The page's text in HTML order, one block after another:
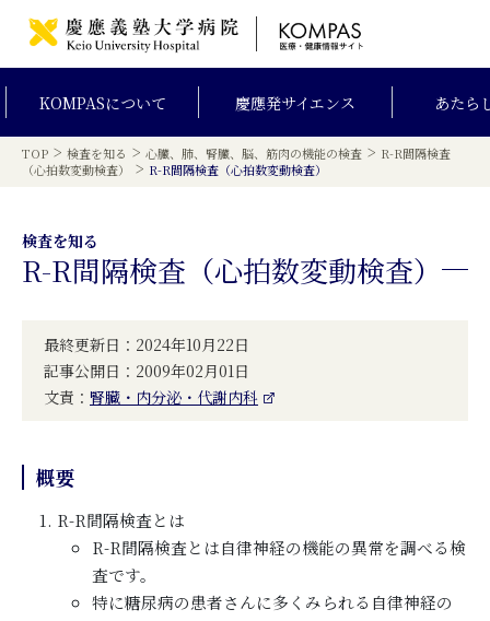
KOMPASについて 慶應発サイエンス あたら
TOP > 検査を知る > 心臓、肺、腎臓、脳、筋肉の機能の検査 > R-R間隔検査
（心拍数変動検査）
> R-R間隔検査（心拍数変動検査）
検査を知る
R-R間隔検査（心拍数変動検査）
最終更新日：2024年10月22日
記事公開日：2009年02月01日
文責： 腎臓・内分泌・代謝内科
概要
R-R間隔検査とは
R-R間隔検査とは自律神経の機能の異常を調べる検
査です。
特に糖尿病の患者さんに多くみられる自律神経の